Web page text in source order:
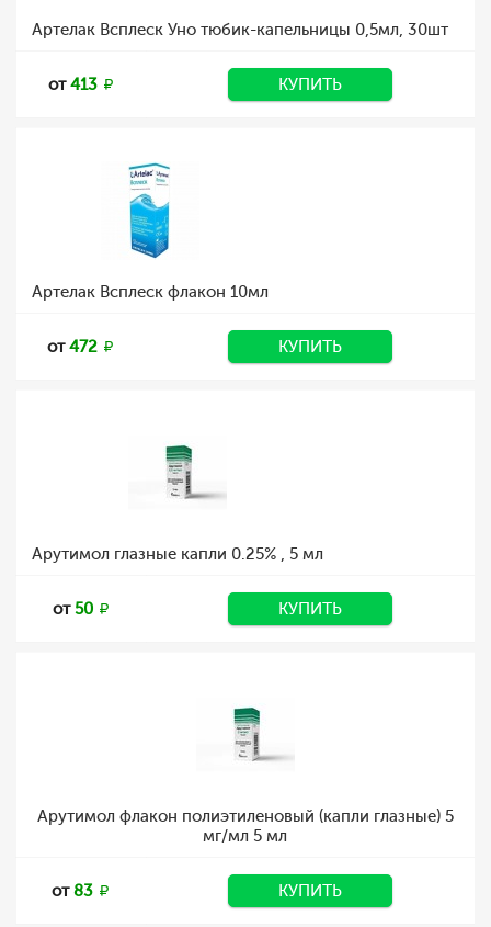
Артелак Всплеск Уно тюбик-капельницы 0,5мл, 30шт
от413 КУПИТЬ
Артелак Всплеск флакон 10мл
от472 КУПИТЬ
Арутимол глазные капли 0.25% , 5 мл
от50 КУПИТЬ
Арутимол флакон полиэтиленовый (капли глазные) 5
мг/мл 5 мл
от83 КУПИТЬ